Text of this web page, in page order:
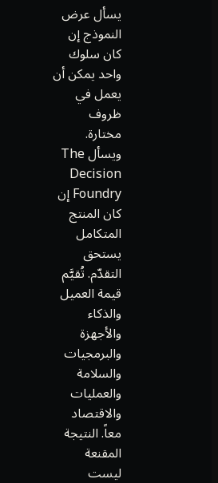
يسأل عرض
النموذج إن
كان سلوك
واحد يمكن أن
يعمل في
ظروف
مختارة.
ويسأل The
Decision
Foundry إن
كان المنتج
المتكامل
يستحق
التقدّم. تُقيَّم
قيمة العميل
والذكاء
والأجهزة
والبرمجيات
والسلامة
والعمليات
والاقتصاد
معاً. النتيجة
المقنعة
ليست